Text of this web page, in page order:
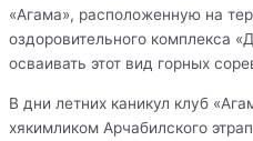
«Агама», расположенную на
оздоровительного комплекса
осваивать этот вид горных
В дни летних каникул клуб
хякимликом Арчабилского